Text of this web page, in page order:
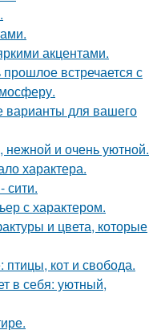
акцентами.
встречается с
для вашего
нежной и очень уютной.
характера.
сити.
с характером.
и цвета, которые
кот и свобода.
в себя: уютный,